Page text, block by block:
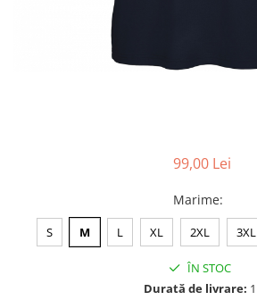
Tricouri de poveste
99,00 Lei
Marime:
S M L XL 2XL 3XL
ÎN STOC
Durată de livrare: 1